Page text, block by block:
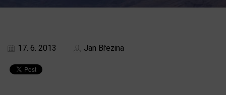
17. 6. 2013 Jan Březina